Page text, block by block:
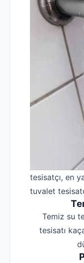
tesisatçı, en
tuvalet
Temiz su
tesisatı